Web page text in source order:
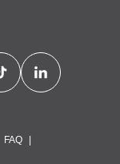
FAQ